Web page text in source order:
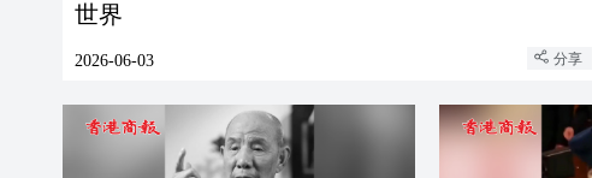
世界
2026-06-03 分享